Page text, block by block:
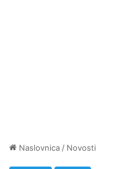
Naslovnica / Novosti